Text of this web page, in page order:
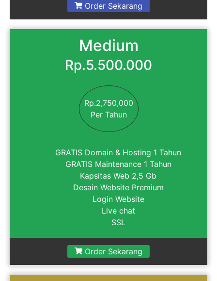
Order Sekarang
Medium
Rp.5.500.000
Rp.2,750,000
Per Tahun
GRATIS Domain & Hosting 1 Tahun
GRATIS Maintenance 1 Tahun
Kapsitas Web 2,5 Gb
Desain Website Premium
Login Website
Live chat
SSL
Order Sekarang